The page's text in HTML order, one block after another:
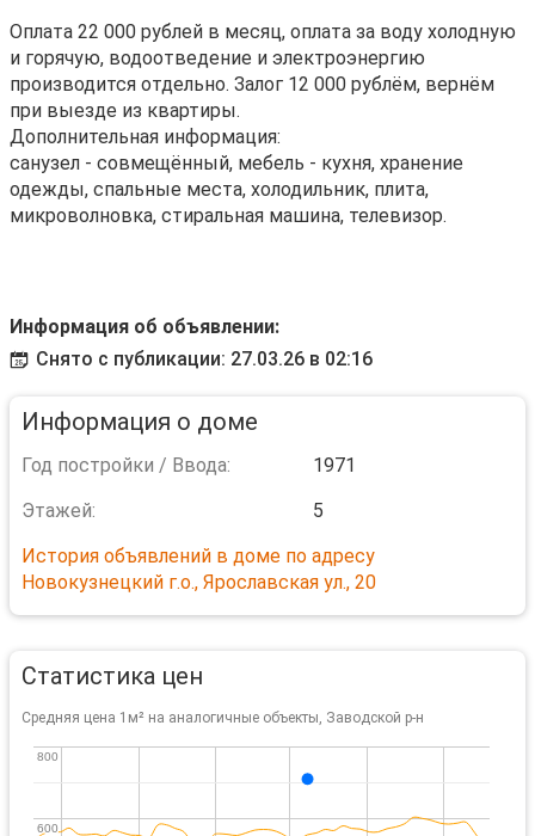
Оплата 22 000 рублей в месяц, оплата за воду холодную
и горячую, водоотведение и электроэнергию
производится отдельно. Залог 12 000 рублём, вернём
при выезде из квартиры.
Дополнительная информация:
санузел - совмещённый, мебель - кухня, хранение
одежды, спальные места, холодильник, плита,
микроволновка, стиральная машина, телевизор.
Информация об объявлении:
Снято с публикации: 27.03.26 в 02:16
Информация о доме
Год постройки / Ввода:
1971
Этажей:
5
История объявлений в доме по адресу
Новокузнецкий г.о., Ярославская ул., 20
Статистика цен
Средняя цена 1м² на аналогичные объекты, Заводской р-н
600
600
800
800